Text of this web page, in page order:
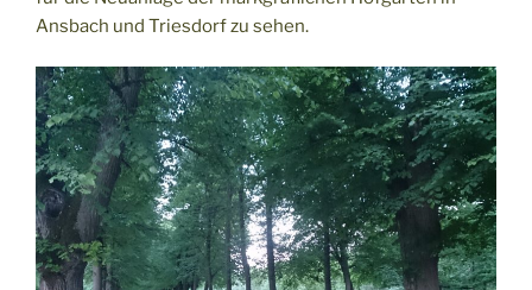
Ansbach und Triesdorf zu sehen.